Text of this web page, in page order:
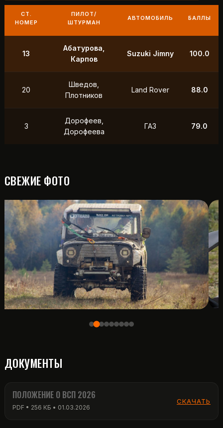
СТ.
НОМЕР
ПИЛОТ/
ШТУРМАН
АВТОМОБИЛЬ БАЛЛЫ
9 Маслов, Ходько УАЗ 250.0
Петухов
Фердман
ПОЛОЖЕНИЕ О ВСП 2026